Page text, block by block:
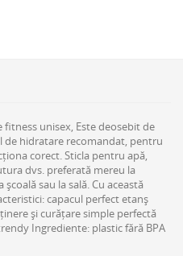
fitness unisex, Este deosebit de
hidratare recomandat, pentru
corect. Sticla pentru apă,
dvs. preferată mereu la
sau la sală. Cu această
capacul perfect etanș
și curățare simple perfectă
Ingrediente: plastic fără BPA